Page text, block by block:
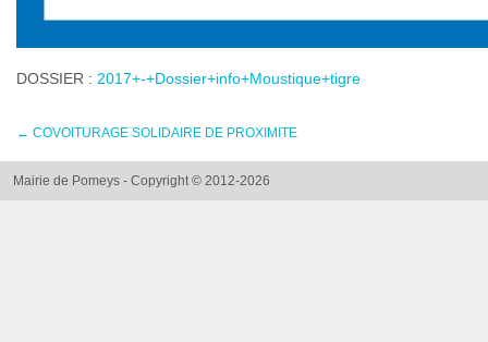
DOSSIER : 2017+-+Dossier+info+Moustique+tigre
← COVOITURAGE SOLIDAIRE DE PROXIMITE
Mairie de Pomeys - Copyright © 2012-2026